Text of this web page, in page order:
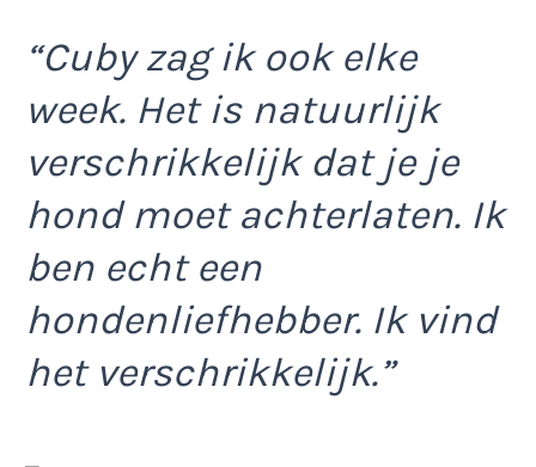
“Cuby zag ik ook elke
week. Het is natuurlijk
verschrikkelijk dat je je
hond moet achterlaten. Ik
ben echt een
hondenliefhebber. Ik vind
het verschrikkelijk.”